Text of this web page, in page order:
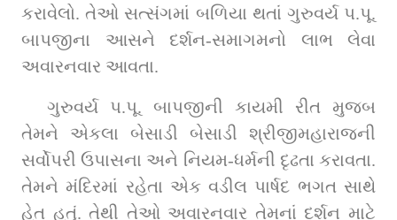
કરાવેલો. તેઓ સત્સંગમાં બળિયા થતાં ગુરુવર્ય પ.પૂ.
બાપજીના આસને દર્શન-સમાગમનો લાભ લેવા
અવારનવાર આવતા.
ગુરુવર્ય પ.પૂ. બાપજીની કાયમી રીત મુજબ
તેમને એકલા બેસાડી બેસાડી શ્રીજીમહારાજની
સર્વોપરી ઉપાસના અને નિયમ-ધર્મની દૃઢતા કરાવતા.
તેમને મંદિરમાં રહેતા એક વડીલ પાર્ષદ ભગત સાથે
હેત હતું. તેથી તેઓ અવારનવાર તેમનાં દર્શન માટે